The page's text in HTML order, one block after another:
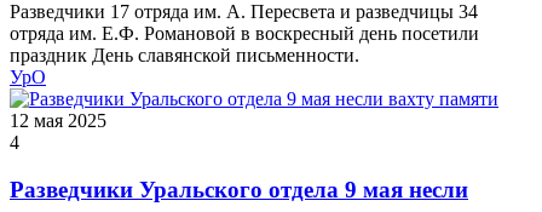
Разведчики 17 отряда им. А. Пересвета и разведчицы 34
отряда им. Е.Ф. Романовой в воскресный день посетили
праздник День славянской письменности.
УрО
12 мая 2025
4
Разведчики Уральского отдела 9 мая несли